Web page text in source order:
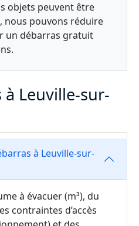
objets peuvent être
nous pouvons réduire
un débarras gratuit
à Leuville-sur-
à Leuville-sur-
à évacuer (m³), du
contraintes d’accès